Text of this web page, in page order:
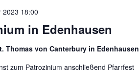
in Edenhausen
2023 18:00
Thomas von Canterbury in Edenhausen
zum Patrozinium anschließend Pfarrfest